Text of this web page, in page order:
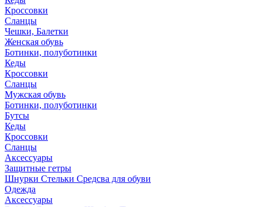
Кроссовки
Сланцы
Чешки, Балетки
Женская обувь
Ботинки, полуботинки
Кеды
Кроссовки
Сланцы
Мужская обувь
Ботинки, полуботинки
Бутсы
Кеды
Кроссовки
Сланцы
Аксессуары
Защитные гетры
Шнурки Стельки Средсва для обуви
Одежда
Аксессуары